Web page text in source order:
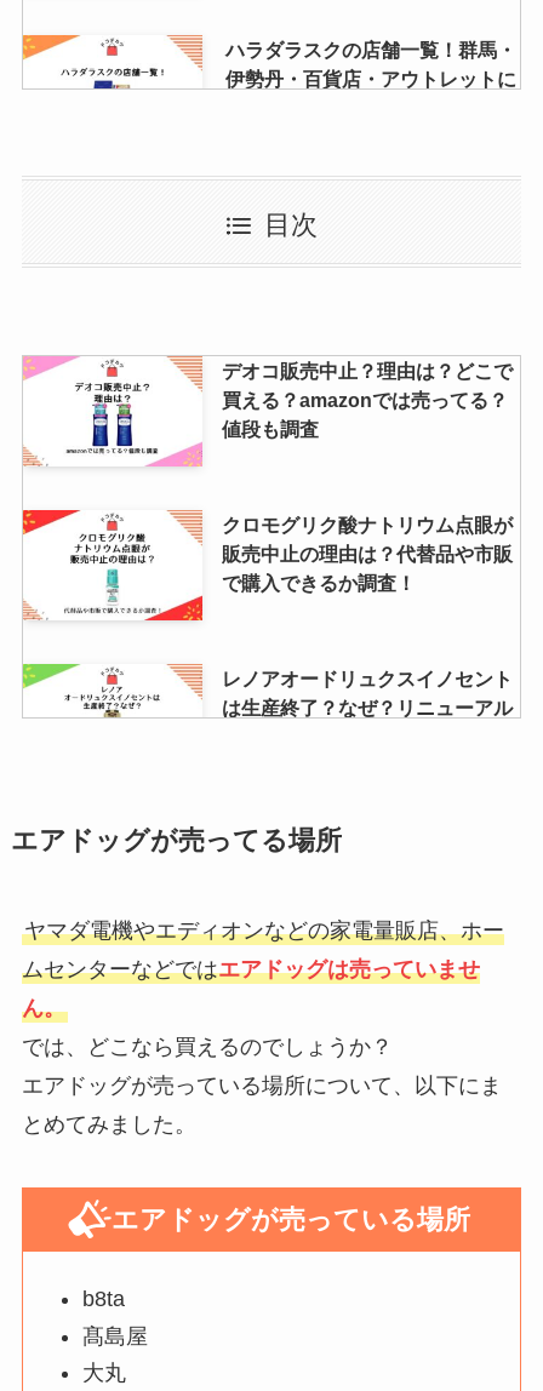
ハラダラスクの店舗一覧！群馬・
伊勢丹・百貨店・アウトレットに
ウォッチのアウトレット店舗や取
扱店・安く買う方法
【天然水レモンスカッシュ】販売
中止の理由は？スーパー・ドラッ
グストア・コンビニにある？
ジャケパンはどこで買う？ユニク
ロ・GU・洋服の青山などおすす
めブランドを調査！
マリアージュフレールのお香はど
こで買える？お試しはある？人気
の香り・お香立てもチェック！
る？スギ薬局やマツキヨにはな
牧家プリンはどこで売ってる？ロ
るか徹底調査！
目次
デオコ販売中止？理由は？どこで
買える？amazonでは売ってる？
値段も調査
クロモグリク酸ナトリウム点眼が
販売中止の理由は？代替品や市販
で購入できるか調査！
レノアオードリュクスイノセント
は生産終了？なぜ？リニューアル
バイユアの取り扱い店舗は？薬局
やドンキやロフトで買える？種類
フェイスシールドはどこで買え
キヨに売ってる？
エアドッグが売ってる場所
ヤマダ電機やエディオンなどの家電量販店、ホー
ムセンターなどではエアドッグは売っていませ
ん。
では、どこなら買えるのでしょうか？
エアドッグが売っている場所について、以下にま
とめてみました。
エアドッグが売っている場所
b8ta
髙島屋
大丸